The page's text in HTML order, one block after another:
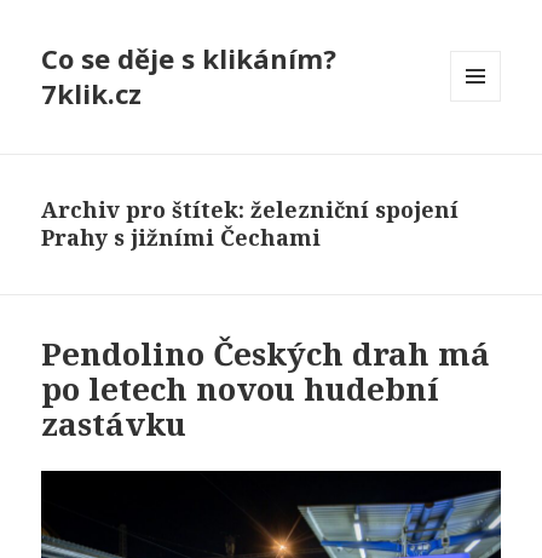
Co se děje s klikáním?
7klik.cz
Archiv pro štítek: železniční spojení
Prahy s jižními Čechami
Pendolino Českých drah má
po letech novou hudební
zastávku